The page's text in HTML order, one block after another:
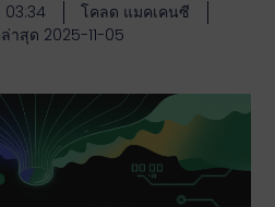
03:34
โคลด แมคเคนซี
าสุด 2025-11-05